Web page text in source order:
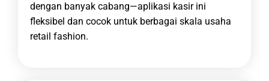
dengan banyak cabang—aplikasi kasir ini
fleksibel dan cocok untuk berbagai skala usaha
retail fashion.